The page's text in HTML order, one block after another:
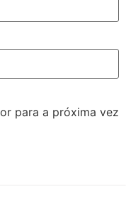
para a próxima vez